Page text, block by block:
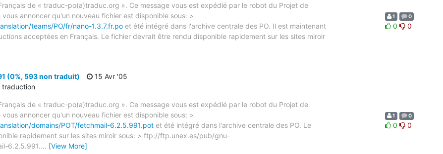
de « traduc-po(a)traduc.org ». Ce message vous est expédié par le robot du Projet de
annoncer qu'un nouveau fichier est disponible sous: >
teams/PO/fr/nano-1.3.7.fr.po et été intégré dans l'archive centrale des PO. Il est maintenant
acceptées en Français. Le fichier devrait être rendu disponible rapidement sur les sites miroir
1 0
0 0
(0%, 593 non traduit)
traduction
15 Avr '05
de « traduc-po(a)traduc.org ». Ce message vous est expédié par le robot du Projet de
annoncer qu'un nouveau fichier est disponible sous: >
domains/POT/fetchmail-6.2.5.991.pot et été intégré dans l'archive centrale des PO. Le
rapidement sur les sites miroir sous: > ftp://ftp.unex.es/pub/gnu-
6.2.5.991.… [View More]
1 0
0 0